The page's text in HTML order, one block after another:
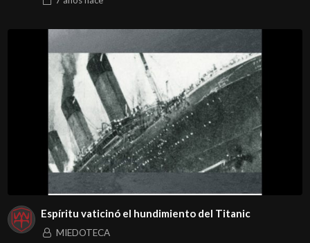
Espíritu vaticinó el hundimiento del Titanic
MIEDOTECA